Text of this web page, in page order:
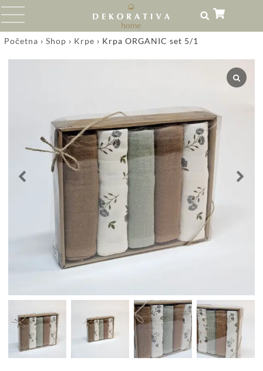
Početna › Shop › Krpe › Krpa ORGANIC set 5/1